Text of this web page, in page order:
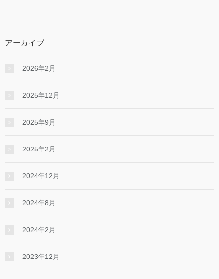
アーカイブ
2026年2月
2025年12月
2025年9月
2025年2月
2024年12月
2024年8月
2024年2月
2023年12月